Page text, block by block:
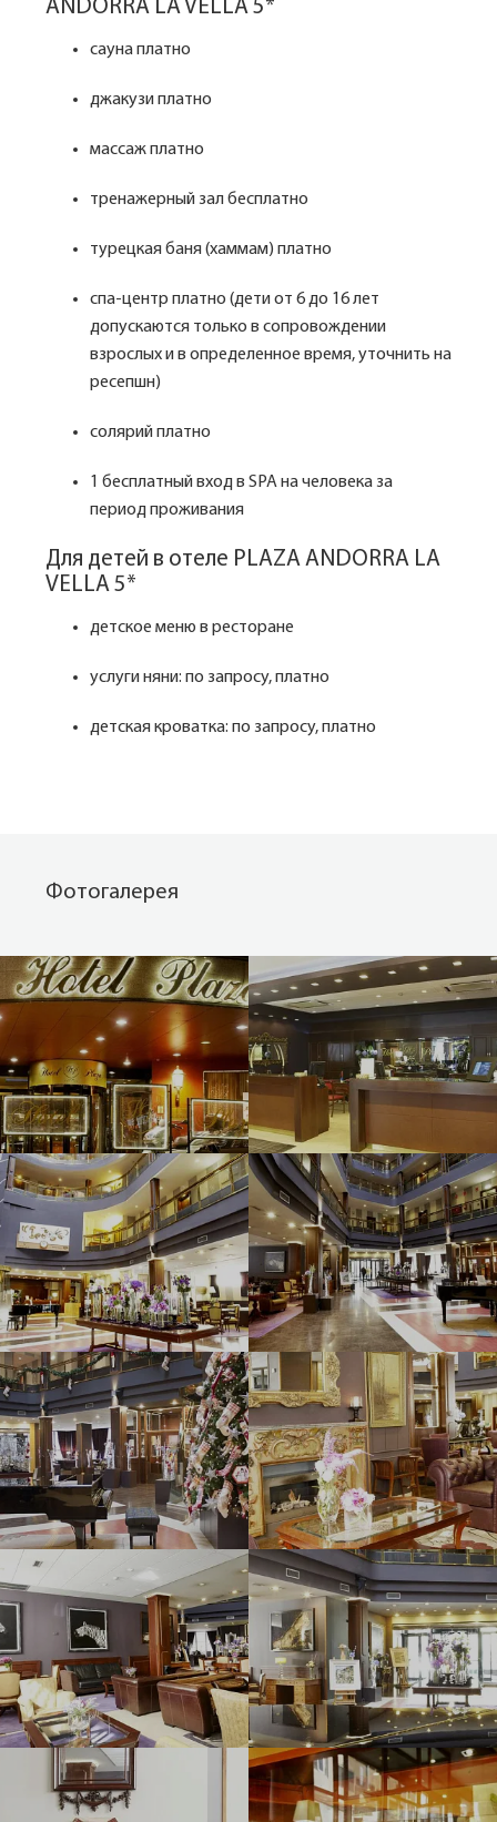
ANDORRA LA VELLA 5*
сауна платно
джакузи платно
массаж платно
тренажерный зал бесплатно
турецкая баня (хаммам) платно
спа-центр платно (дети от 6 до 16 лет
допускаются только в сопровождении
взрослых и в определенное время, уточнить на
ресепшн)
солярий платно
1 бесплатный вход в SPA на человека за
период проживания
Для детей в отеле PLAZA ANDORRA LA
VELLA 5*
детское меню в ресторане
услуги няни: по запросу, платно
детская кроватка: по запросу, платно
Фотогалерея